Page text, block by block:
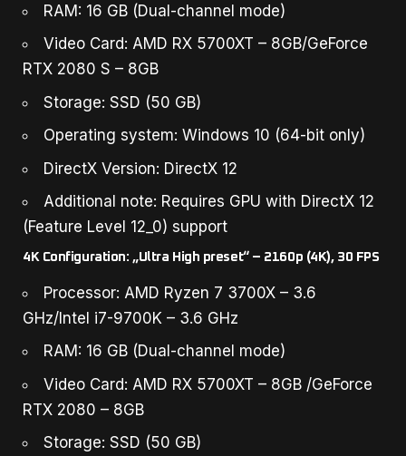
RAM: 16 GB (Dual-channel mode)
Video Card: AMD RX 5700XT – 8GB/GeForce
RTX 2080 S – 8GB
Storage: SSD (50 GB)
Operating system: Windows 10 (64-bit only)
DirectX Version: DirectX 12
Additional note: Requires GPU with DirectX 12
(Feature Level 12_0) support
4K Configuration: „Ultra High preset“ – 2160p (4K), 30 FPS
Processor: AMD Ryzen 7 3700X – 3.6
GHz/Intel i7-9700K – 3.6 GHz
RAM: 16 GB (Dual-channel mode)
Video Card: AMD RX 5700XT – 8GB /GeForce
RTX 2080 – 8GB
Storage: SSD (50 GB)